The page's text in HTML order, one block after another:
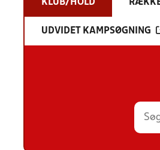
KLUB/HOLD
UDVIDET KAMPSØGNING